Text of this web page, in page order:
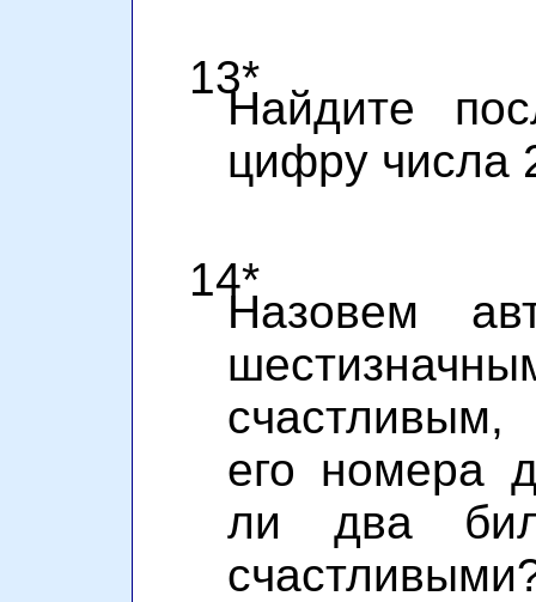
13*
Найдите
цифру числа
14*
Назовем
его номера
ли два